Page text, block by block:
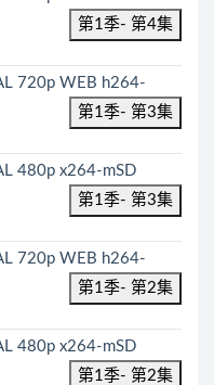
第1季- 第4集
720p WEB h264-
第1季- 第3集
480p x264-mSD
第1季- 第3集
720p WEB h264-
第1季- 第2集
480p x264-mSD
第1季- 第2集